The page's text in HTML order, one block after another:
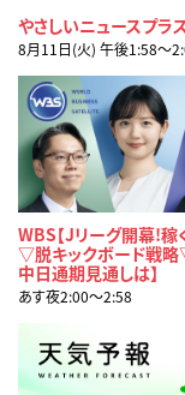
やさしいニュースプラ
8月11日(火) 午後1:58〜
WBS【Jリーグ開幕!稼
▽脱キックボード戦
中日通期見通しは】
あす夜2:00〜2:58